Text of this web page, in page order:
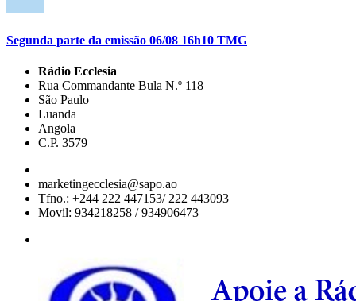
Segunda parte da emissão 06/08 16h10 TMG
Rádio Ecclesia
Rua Commandante Bula N.º 118
São Paulo
Luanda
Angola
C.P. 3579
marketingecclesia@sapo.ao
Tfno.: +244 222 447153/ 222 443093
Movil: 934218258 / 934906473